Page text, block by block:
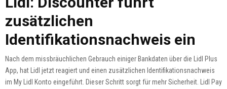
zusätzlichen
Identifikationsnachweis ein
Nach dem missbräuchlichen Gebrauch einiger Bankdaten über die Lidl Plus
App, hat Lidl jetzt reagiert und einen zusätzlichen Identifikationsnachweis
im My Lidl Konto eingeführt. Dieser Schritt sorgt für mehr Sicherheit. Lidl Pay